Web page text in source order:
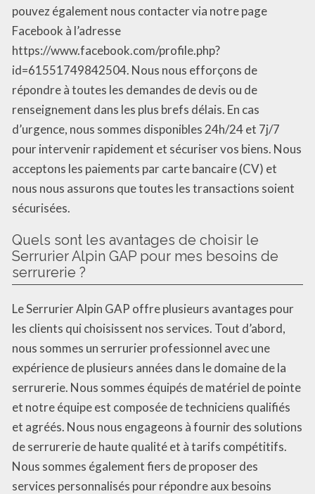
pouvez également nous contacter via notre page
Facebook à l’adresse
https://www.facebook.com/profile.php?
id=61551749842504. Nous nous efforçons de
répondre à toutes les demandes de devis ou de
renseignement dans les plus brefs délais. En cas
d’urgence, nous sommes disponibles 24h/24 et 7j/7
pour intervenir rapidement et sécuriser vos biens. Nous
acceptons les paiements par carte bancaire (CV) et
nous nous assurons que toutes les transactions soient
sécurisées.
Quels sont les avantages de choisir le
Serrurier Alpin GAP pour mes besoins de
serrurerie ?
Le Serrurier Alpin GAP offre plusieurs avantages pour
les clients qui choisissent nos services. Tout d’abord,
nous sommes un serrurier professionnel avec une
expérience de plusieurs années dans le domaine de la
serrurerie. Nous sommes équipés de matériel de pointe
et notre équipe est composée de techniciens qualifiés
et agréés. Nous nous engageons à fournir des solutions
de serrurerie de haute qualité et à tarifs compétitifs.
Nous sommes également fiers de proposer des
services personnalisés pour répondre aux besoins